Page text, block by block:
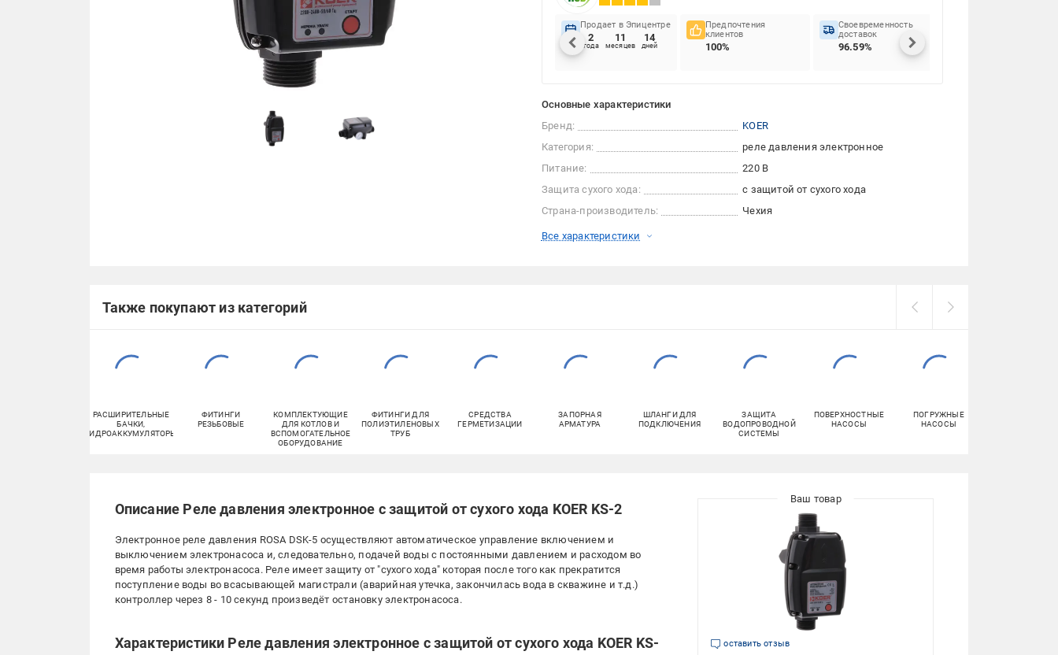
Продает в Эпицентре
2
года
11
месяцев
14
дней
Предпочтения
клиентов
100%
Своевременность
доставок
96.59%
Основные характеристики
Бренд:
KOER
Категория:
реле давления электронное
Питание:
220 В
Защита сухого хода:
с защитой от сухого хода
Страна-производитель:
Чехия
Все характеристики
Также покупают из категорий
РАСШИРИТЕЛЬНЫЕ
БАЧКИ,
ГИДРОАККУМУЛЯТОРЫ
ФИТИНГИ
РЕЗЬБОВЫЕ
КОМПЛЕКТУЮЩИЕ
ДЛЯ КОТЛОВ И
ВСПОМОГАТЕЛЬНОЕ
ОБОРУДОВАНИЕ
ФИТИНГИ ДЛЯ
ПОЛИЭТИЛЕНОВЫХ
ТРУБ
СРЕДСТВА
ГЕРМЕТИЗАЦИИ
ЗАПОРНАЯ
АРМАТУРА
ШЛАНГИ ДЛЯ
ПОДКЛЮЧЕНИЯ
ЗАЩИТА
ВОДОПРОВОДНОЙ
СИСТЕМЫ
ПОВЕРХНОСТНЫЕ
НАСОСЫ
ПОГРУЖНЫЕ
НАСОСЫ
Описание Реле давления электронное с защитой от сухого хода KOER KS-2
Электронное реле давления ROSA DSK-5 осуществляют автоматическое управление включением и
выключением электронасоса и, следовательно, подачей воды с постоянными давлением и расходом во
время работы электронасоса. Реле имеет защиту от "сухого хода" которая после того как прекратится
поступление воды во всасывающей магистрали (аварийная утечка, закончилась вода в скважине и т.д.)
контроллер через 8 - 10 секунд произведёт остановку электронасоса.
Характеристики Реле давления электронное с защитой от сухого хода KOER KS-
оставить отзыв